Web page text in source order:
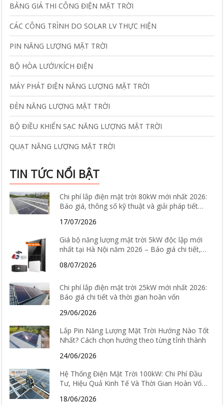
BẢNG GIÁ THI CÔNG ĐIỆN MẶT TRỜI
CÁC CÔNG TRÌNH DO SOLAR LV THỰC HIỆN
PIN NĂNG LƯỢNG MẶT TRỜI
BỘ HÒA LƯỚI/KÍCH ĐIỆN
MÁY PHÁT ĐIỆN NĂNG LƯỢNG MẶT TRỜI
ĐÈN NĂNG LƯỢNG MẶT TRỜI
BỘ ĐIỀU KHIỂN SẠC NĂNG LƯỢNG MẶT TRỜI
QUẠT NĂNG LƯỢNG MẶT TRỜI
TIN TỨC NỔI BẬT
Chi phí lắp điện mặt trời 80kW mới nhất 2026:
Báo giá, thông số kỹ thuật và giải pháp tiết
17/07/2026
Giá bộ năng lượng mặt trời 5kW độc lập mới
nhất tại Hà Nội năm 2026 – Báo giá chi tiết,
08/07/2026
Chi phí lắp điện mặt trời 25kW mới nhất 2026:
Báo giá chi tiết và thời gian hoàn vốn
29/06/2026
Lắp Pin Năng Lượng Mặt Trời Hướng Nào Tốt
Nhất? Cách chọn hướng theo từng tỉnh thành
24/06/2026
Hệ Thống Điện Mặt Trời 100kW: Chi Phí Đầu
Tư, Hiệu Quả Kinh Tế Và Thời Gian Hoàn Vốn
18/06/2026